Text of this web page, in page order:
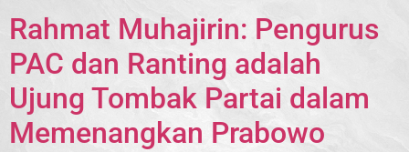
Rahmat Muhajirin: Pengurus
PAC dan Ranting adalah
Ujung Tombak Partai dalam
Memenangkan Prabowo